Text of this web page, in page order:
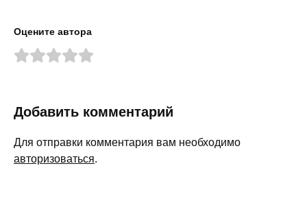
Оцените автора
Добавить комментарий
Для отправки комментария вам необходимо
авторизоваться.